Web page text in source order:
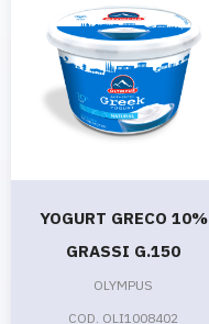
YOGURT GRECO 10%
GRASSI G.150
OLYMPUS
COD. OLI1008402